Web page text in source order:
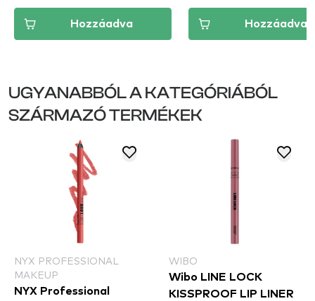
Hozzáadva Hozzáadva
UGYANABBÓL A KATEGÓRIÁBÓL
SZÁRMAZÓ TERMÉKEK
NYX PROFESSIONAL
MAKEUP
NYX Professional
WIBO
Wibo LINE LOCK
KISSPROOF LIP LINER